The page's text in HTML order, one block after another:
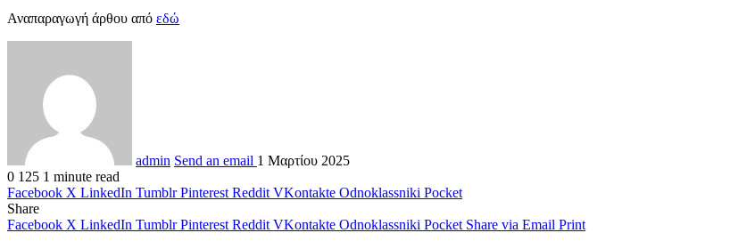
Αναπαραγωγή άρθου από εδώ
admin Send an email 1 Μαρτίου 2025
0 125 1 minute read
Facebook X LinkedIn Tumblr Pinterest Reddit VKontakte Odnoklassniki Pocket
Share
Facebook X LinkedIn Tumblr Pinterest Reddit VKontakte Odnoklassniki Pocket Share via Email Print